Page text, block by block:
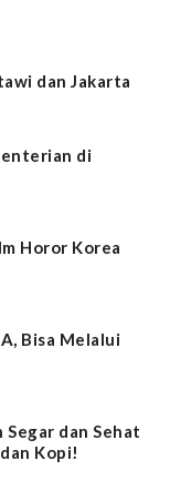
dan Jakarta
di
Horor Korea
Bisa Melalui
dan Sehat
Kopi!